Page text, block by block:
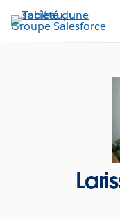
Aller
au